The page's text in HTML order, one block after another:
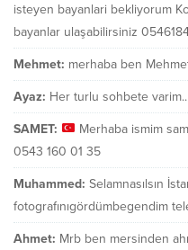
isteyen bayanlari bekliyorum
bayanlar ulaşabilirsiniz
Mehmet: merhaba ben
Ayaz: Her turlu sohbete varim..
SAMET:
Merhaba ismim
0543 160 01 35
Muhammed: Selamnasılsın
fotografınıgördümbegendim
Ahmet: Mrb ben mersinden